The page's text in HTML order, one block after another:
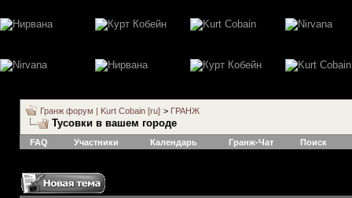
Гранж форум | Kurt Cobain [ru] > ГРАНЖ
Тусовки в вашем городе
FAQ Участники Календарь Гранж-Чат Поиск